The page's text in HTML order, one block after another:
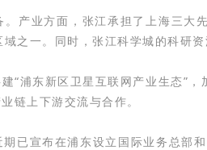
产业方面，张江承担了上海三
之一。同时，张江科学城的科研资
“浦东新区卫星互联网产业生态”
链上下游交流与合作。
已宣布在浦东设立国际业务总部